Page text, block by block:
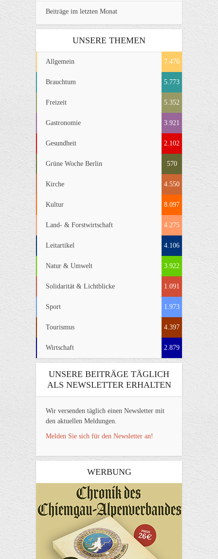
Beiträge im letzten Monat
UNSERE THEMEN
Allgemein 7.476
Brauchtum 5.773
Freizeit 5.352
Gastronomie 3.921
Gesundheit 2.102
Grüne Woche Berlin 570
Kirche 4.550
Kultur 8.097
Land- & Forstwirtschaft 4.275
Leitartikel 4.106
Natur & Umwelt 3.922
Solidarität & Lichtblicke 1.091
Sport 1.973
Tourismus 4.397
Wirtschaft 2.879
UNSERE BEITRÄGE TÄGLICH
ALS NEWSLETTER ERHALTEN
Wir versenden täglich einen Newsletter mit
den aktuellen Meldungen.
Melden Sie sich für den Newsletter an!
WERBUNG